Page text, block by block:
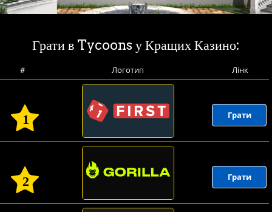
Грати в Tycoons у Кращих Казино:
# Логотип Лінк
1 Грати
2 Грати